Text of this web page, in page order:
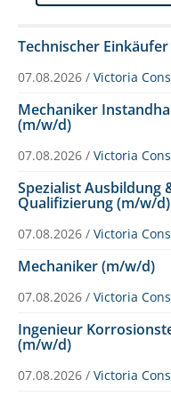
Technischer
07.08.2026 / Victoria
Mechaniker
(m/w/d)
07.08.2026 / Victoria
Spezialist Ausbildung
Qualifizierung (m/w/d)
07.08.2026 / Victoria
Mechaniker (m/w/d)
07.08.2026 / Victoria
Ingenieur
(m/w/d)
07.08.2026 / Victoria